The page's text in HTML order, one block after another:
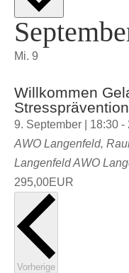
Mi. 9
Willkommen
9. September | 18:30-
AWO Langenfeld,
LangenfeldAWO
295,00EUR
VorherigeVeranstaltungen